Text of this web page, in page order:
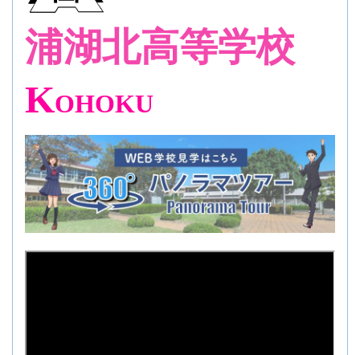
浦湖北高等学校
KOHOKU